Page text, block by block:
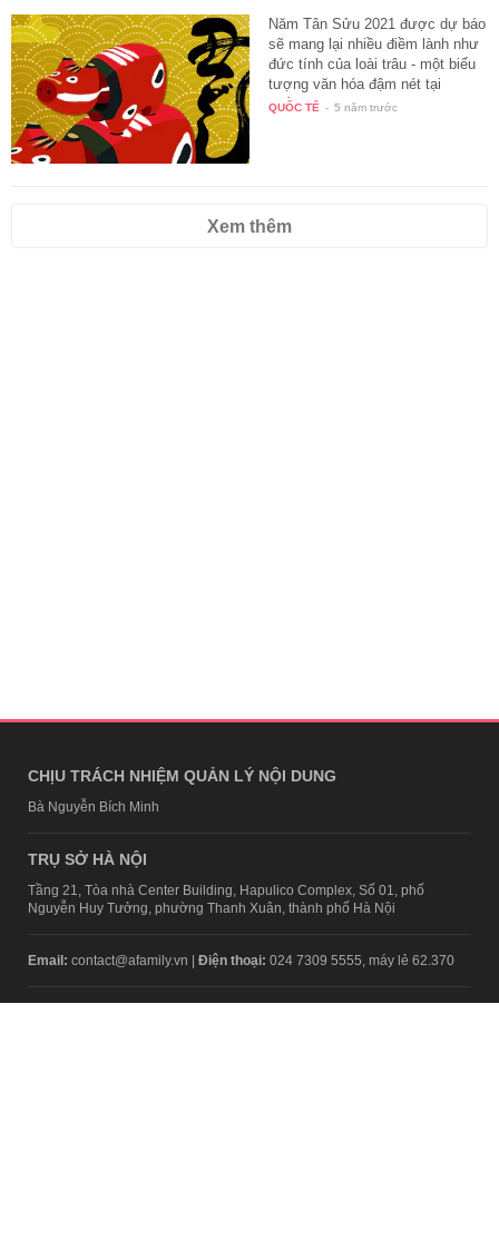
Năm Tân Sửu 2021 được dự báo
sẽ mang lại nhiều điềm lành như
đức tính của loài trâu - một biểu
tượng văn hóa đậm nét tại
nhiều…
QUỐC TẾ - 5 năm trước
Xem thêm
CHỊU TRÁCH NHIỆM QUẢN LÝ NỘI DUNG
Bà Nguyễn Bích Minh
TRỤ SỞ HÀ NỘI
Tầng 21, Tòa nhà Center Building, Hapulico Complex, Số 01, phố
Nguyễn Huy Tưởng, phường Thanh Xuân, thành phố Hà Nội
Email: contact@afamily.vn | Điện thoại: 024 7309 5555, máy lẻ 62.370